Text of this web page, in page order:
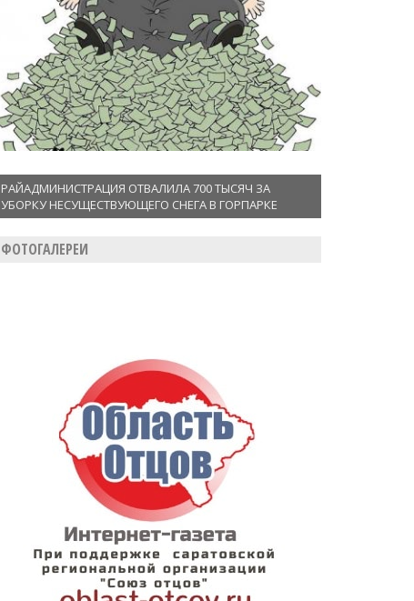
РАЙАДМИНИСТРАЦИЯ ОТВАЛИЛА 700 ТЫСЯЧ ЗА
УБОРКУ НЕСУЩЕСТВУЮЩЕГО СНЕГА В ГОРПАРКЕ
ФОТОГАЛЕРЕИ